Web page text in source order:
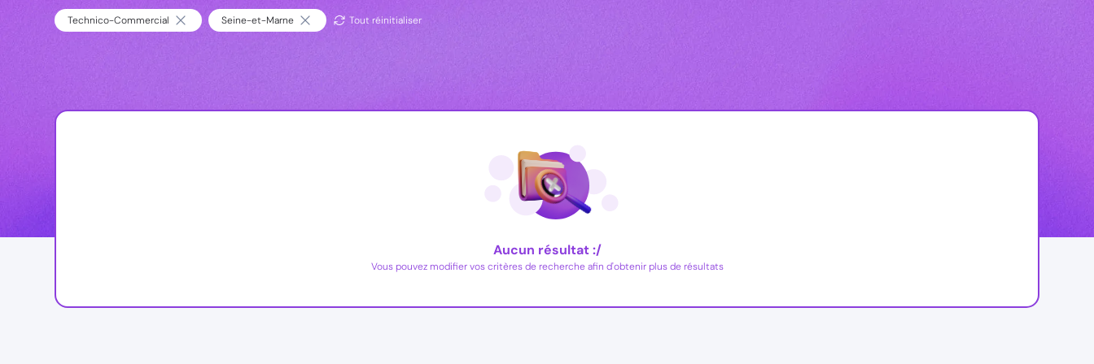
Technico-Commercial Seine-et-Marne Tout réinitialiser
Aucun résultat :/
Vous pouvez modifier vos critères de recherche afin d'obtenir plus de résultats